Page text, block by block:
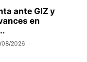
ante GIZ y
en
08/2026